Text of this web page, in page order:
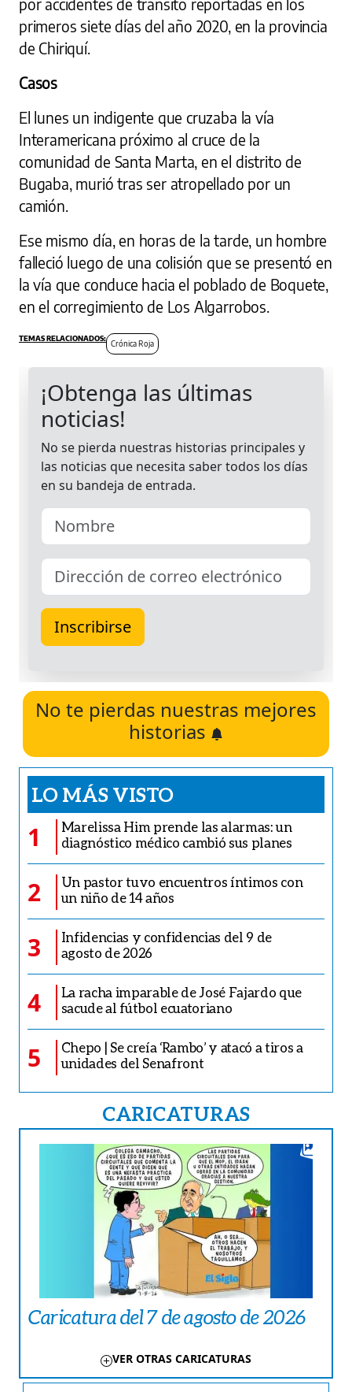
por accidentes de tránsito reportadas en los
primeros siete días del año 2020, en la provincia
de Chiriquí.
Casos
El lunes un indigente que cruzaba la vía
Interamericana próximo al cruce de la
comunidad de Santa Marta, en el distrito de
Bugaba, murió tras ser atropellado por un
camión.
Ese mismo día, en horas de la tarde, un hombre
falleció luego de una colisión que se presentó en
la vía que conduce hacia el poblado de Boquete,
en el corregimiento de Los Algarrobos.
Crónica Roja
No te pierdas nuestras mejores
historias
LO MÁS VISTO
1
Marelissa Him prende las alarmas: un
diagnóstico médico cambió sus planes
2
Un pastor tuvo encuentros íntimos con
un niño de 14 años
3
Infidencias y confidencias del 9 de
agosto de 2026
4
La racha imparable de José Fajardo que
sacude al fútbol ecuatoriano
5
Chepo | Se creía ‘Rambo’ y atacó a tiros a
unidades del Senafront
CARICATURAS
Caricatura del 7 de agosto de 2026
VER OTRAS CARICATURAS